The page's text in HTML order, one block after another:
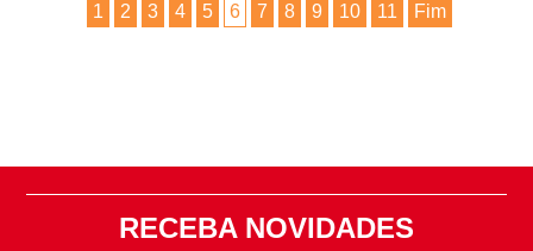
1 2 3 4 5 6 7 8 9 10 11 Fim
RECEBA NOVIDADES